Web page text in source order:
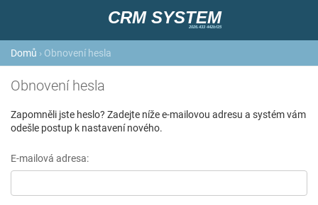
CRM SYSTEM
2026.433 442bf25
Domů › Obnovení hesla
Obnovení hesla
Zapomněli jste heslo? Zadejte níže e-mailovou adresu a systém vám
odešle postup k nastavení nového.
E-mailová adresa: